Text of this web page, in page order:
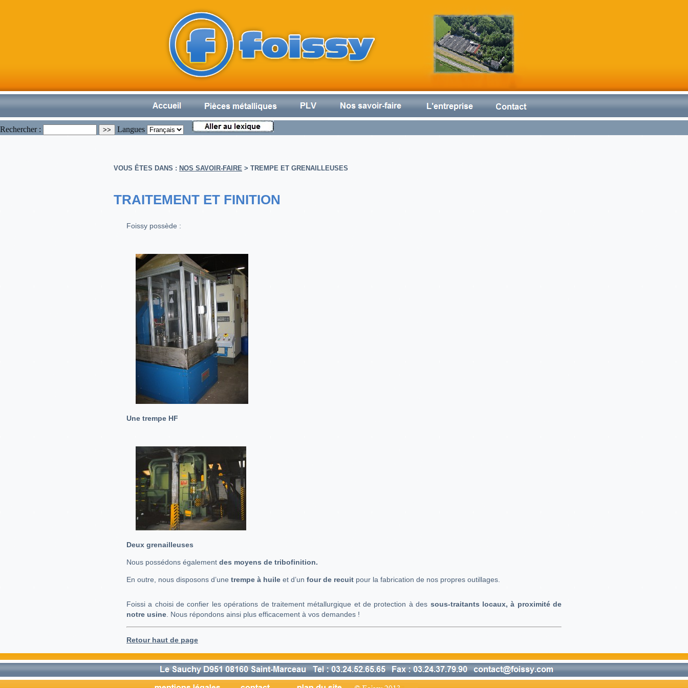
Rechercher : Langues
VOUS ÊTES DANS : NOS SAVOIR-FAIRE > TREMPE ET GRENAILLEUSES
TRAITEMENT ET FINITION
Foissy possède :
Une trempe HF
Deux grenailleuses
Nous possédons également des moyens de tribofinition.
En outre, nous disposons d’une trempe à huile et d’un four de recuit pour la fabrication de nos propres outillages.
Foissi a choisi de confier les opérations de traitement métallurgique et de protection à des sous-traitants locaux, à proximité de
notre usine . Nous répondons ainsi plus efficacement à vos demandes !
Retour haut de page